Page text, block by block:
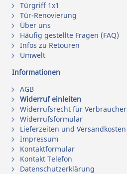
Türgriff 1x1
Tür-Renovierung
Über uns
Häufig gestellte Fragen (FAQ)
Infos zu Retouren
Umwelt
Informationen
AGB
Widerruf einleiten
Widerrufsrecht für Verbraucher
Widerrufsformular
Lieferzeiten und Versandkosten
Impressum
Kontaktformular
Kontakt Telefon
Datenschutzerklärung